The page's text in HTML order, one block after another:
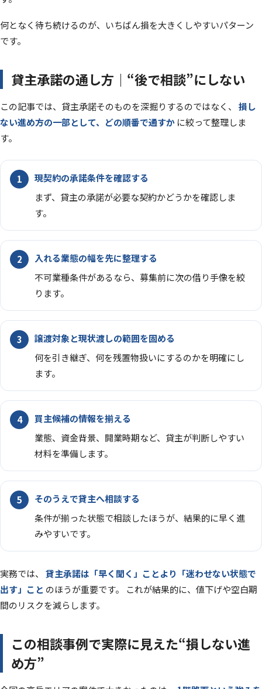
何となく待ち続けるのが、いちばん損を大きくしやすいパターン
です。
貸主承諾の通し方｜“後で相談”にしない
この記事では、貸主承諾そのものを深掘りするのではなく、 損し
ない進め方の一部として、どの順番で通すか に絞って整理しま
す。
現契約の承諾条件を確認する
まず、貸主の承諾が必要な契約かどうかを確認しま
す。
入れる業態の幅を先に整理する
不可業種条件があるなら、募集前に次の借り手像を絞
ります。
譲渡対象と現状渡しの範囲を固める
何を引き継ぎ、何を残置物扱いにするのかを明確にし
ます。
買主候補の情報を揃える
業態、資金背景、開業時期など、貸主が判断しやすい
材料を準備します。
そのうえで貸主へ相談する
条件が揃った状態で相談したほうが、結果的に早く進
みやすいです。
実務では、 貸主承諾は「早く聞く」ことより「迷わせない状態で
出す」こと のほうが重要です。 これが結果的に、値下げや空白期
間のリスクを減らします。
この相談事例で実際に見えた“損しない進
め方”